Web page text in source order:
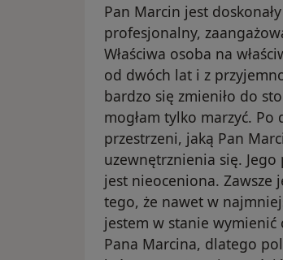
Pan Marcin jest
profesjonalny,
Właściwa osoba na
od dwóch lat i z
bardzo się zmieniło do
mogłam tylko marzyć.
przestrzeni, jaką Pan
uzewnętrznienia się.
jest nieoceniona. Zawsze
tego, że nawet w
jestem w stanie
Pana Marcina, dlatego